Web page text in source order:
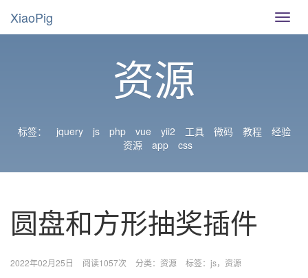
导
航
XiaoPig
资源
标签： jquery js php vue yii2 工具 微码 教程
经验
资源
app css
圆盘和方形抽奖插件
2022年02月25日 阅读1057次 分类： 资源 标签： js 资源